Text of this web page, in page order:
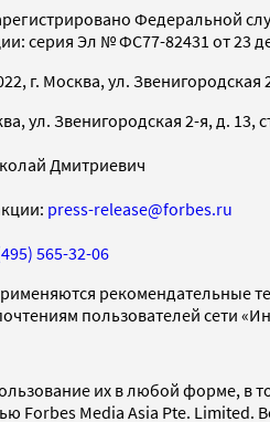
Федеральной
серия Эл № ФС77-82431 от 23
г. Москва, ул. Звенигородская
ул. Звенигородская 2-я, д. 13,
Дмитриевич
press-release@forbes.ru
565-32-06
рекомендательные
пользователей сети
их в любой форме, в
Forbes Media Asia Pte. Limited.